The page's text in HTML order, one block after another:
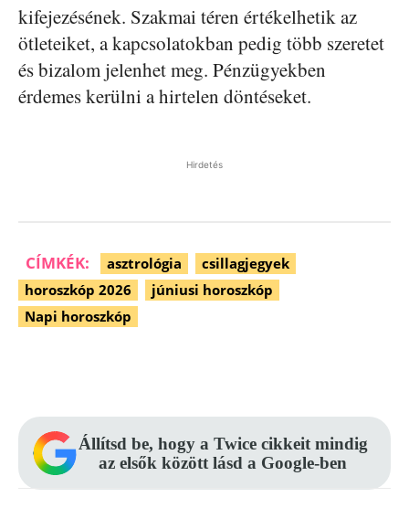
kifejezésének. Szakmai téren értékelhetik az
ötleteiket, a kapcsolatokban pedig több szeretet
és bizalom jelenhet meg. Pénzügyekben
érdemes kerülni a hirtelen döntéseket.
Hirdetés
CÍMKÉK: asztrológia
csillagjegyek
horoszkóp 2026
júniusi horoszkóp
Napi horoszkóp
Állítsd be, hogy a Twice cikkeit mindig
az elsők között lásd a Google-ben